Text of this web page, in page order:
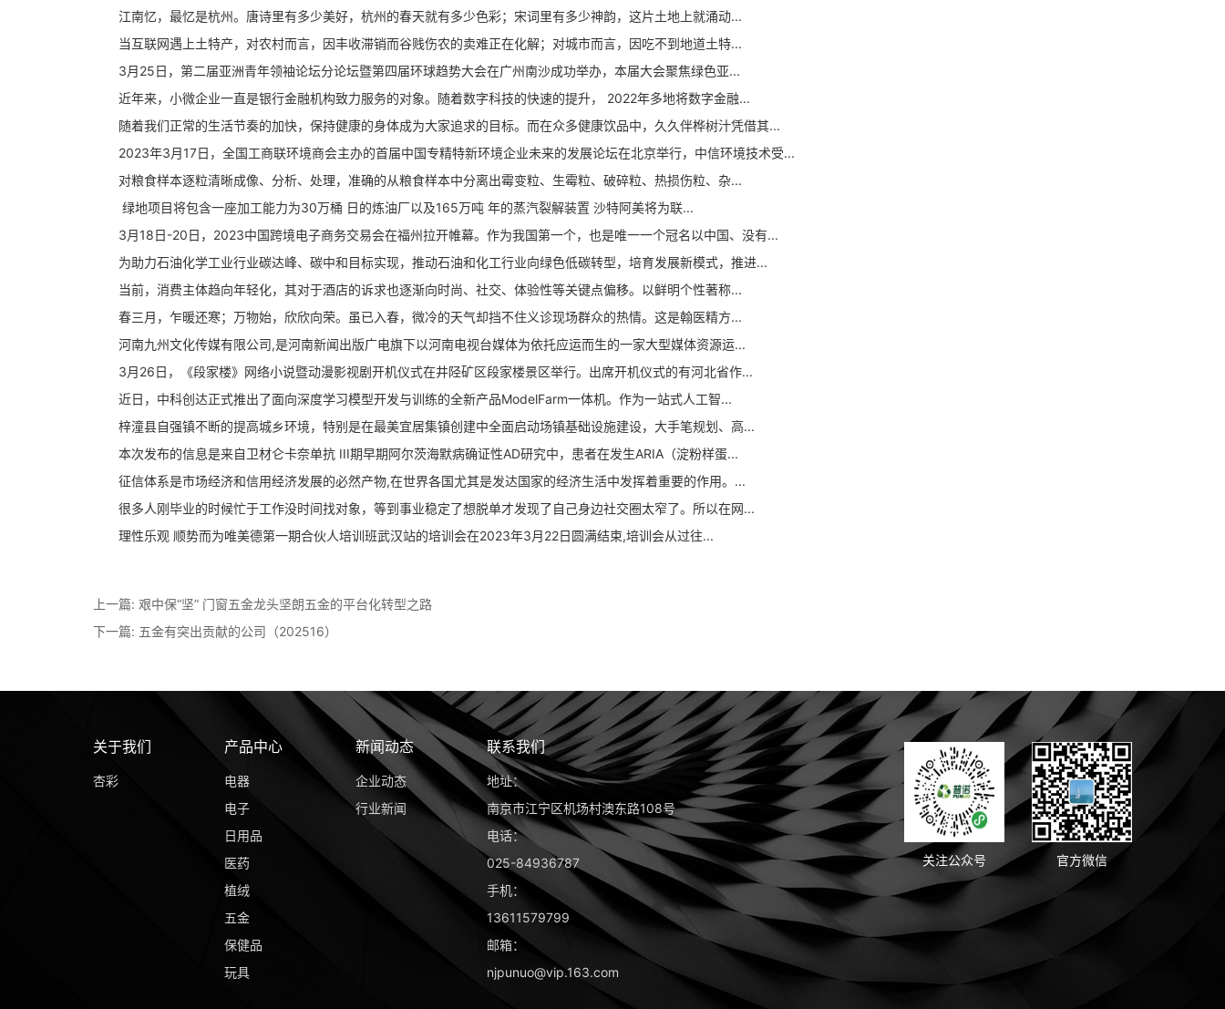
江南忆，最忆是杭州。唐诗里有多少美好，杭州的春天就有多少色彩；宋词里有多少神韵，这片土地上就涌动...
当互联网遇上土特产，对农村而言，因丰收滞销而谷贱伤农的卖难正在化解；对城市而言，因吃不到地道土特...
3月25日，第二届亚洲青年领袖论坛分论坛暨第四届环球趋势大会在广州南沙成功举办，本届大会聚焦绿色亚...
近年来，小微企业一直是银行金融机构致力服务的对象。随着数字科技的快速的提升， 2022年多地将数字金融...
随着我们正常的生活节奏的加快，保持健康的身体成为大家追求的目标。而在众多健康饮品中，久久伴桦树汁凭借其...
2023年3月17日，全国工商联环境商会主办的首届中国专精特新环境企业未来的发展论坛在北京举行，中信环境技术受...
对粮食样本逐粒清晰成像、分析、处理，准确的从粮食样本中分离出霉变粒、生霉粒、破碎粒、热损伤粒、杂...
绿地项目将包含一座加工能力为30万桶 日的炼油厂以及165万吨 年的蒸汽裂解装置 沙特阿美将为联...
3月18日-20日，2023中国跨境电子商务交易会在福州拉开帷幕。作为我国第一个，也是唯一一个冠名以中国、没有...
为助力石油化学工业行业碳达峰、碳中和目标实现，推动石油和化工行业向绿色低碳转型，培育发展新模式，推进...
当前，消费主体趋向年轻化，其对于酒店的诉求也逐渐向时尚、社交、体验性等关键点偏移。以鲜明个性著称...
春三月，乍暖还寒；万物始，欣欣向荣。虽已入春，微冷的天气却挡不住义诊现场群众的热情。这是翰医精方...
河南九州文化传媒有限公司,是河南新闻出版广电旗下以河南电视台媒体为依托应运而生的一家大型媒体资源运...
3月26日，《段家楼》网络小说暨动漫影视剧开机仪式在井陉矿区段家楼景区举行。出席开机仪式的有河北省作...
近日，中科创达正式推出了面向深度学习模型开发与训练的全新产品ModelFarm一体机。作为一站式人工智...
梓潼县自强镇不断的提高城乡环境，特别是在最美宜居集镇创建中全面启动场镇基础设施建设，大手笔规划、高...
本次发布的信息是来自卫材仑卡奈单抗 III期早期阿尔茨海默病确证性AD研究中，患者在发生ARIA（淀粉样蛋...
征信体系是市场经济和信用经济发展的必然产物,在世界各国尤其是发达国家的经济生活中发挥着重要的作用。...
很多人刚毕业的时候忙于工作没时间找对象，等到事业稳定了想脱单才发现了自己身边社交圈太窄了。所以在网...
理性乐观 顺势而为唯美德第一期合伙人培训班武汉站的培训会在2023年3月22日圆满结束,培训会从过往...
上一篇: 艰中保“坚” 门窗五金龙头坚朗五金的平台化转型之路
下一篇: 五金有突出贡献的公司（202516）
关于我们
杏彩
产品中心
电器
电子
日用品
医药
植绒
五金
保健品
玩具
新闻动态
企业动态
行业新闻
联系我们
地址：
南京市江宁区机场村澳东路108号
电话：
025-84936787
手机：
13611579799
邮箱：
njpunuo@vip.163.com
官方微信
关注公众号